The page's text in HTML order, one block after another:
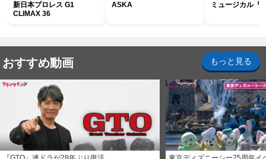
新日本プロレス G1
CLIMAX 36
ASKA ミュージカル『
おすすめ動画 もっと見る